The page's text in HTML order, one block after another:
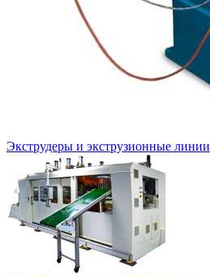
Экструдеры и экструзионные линии